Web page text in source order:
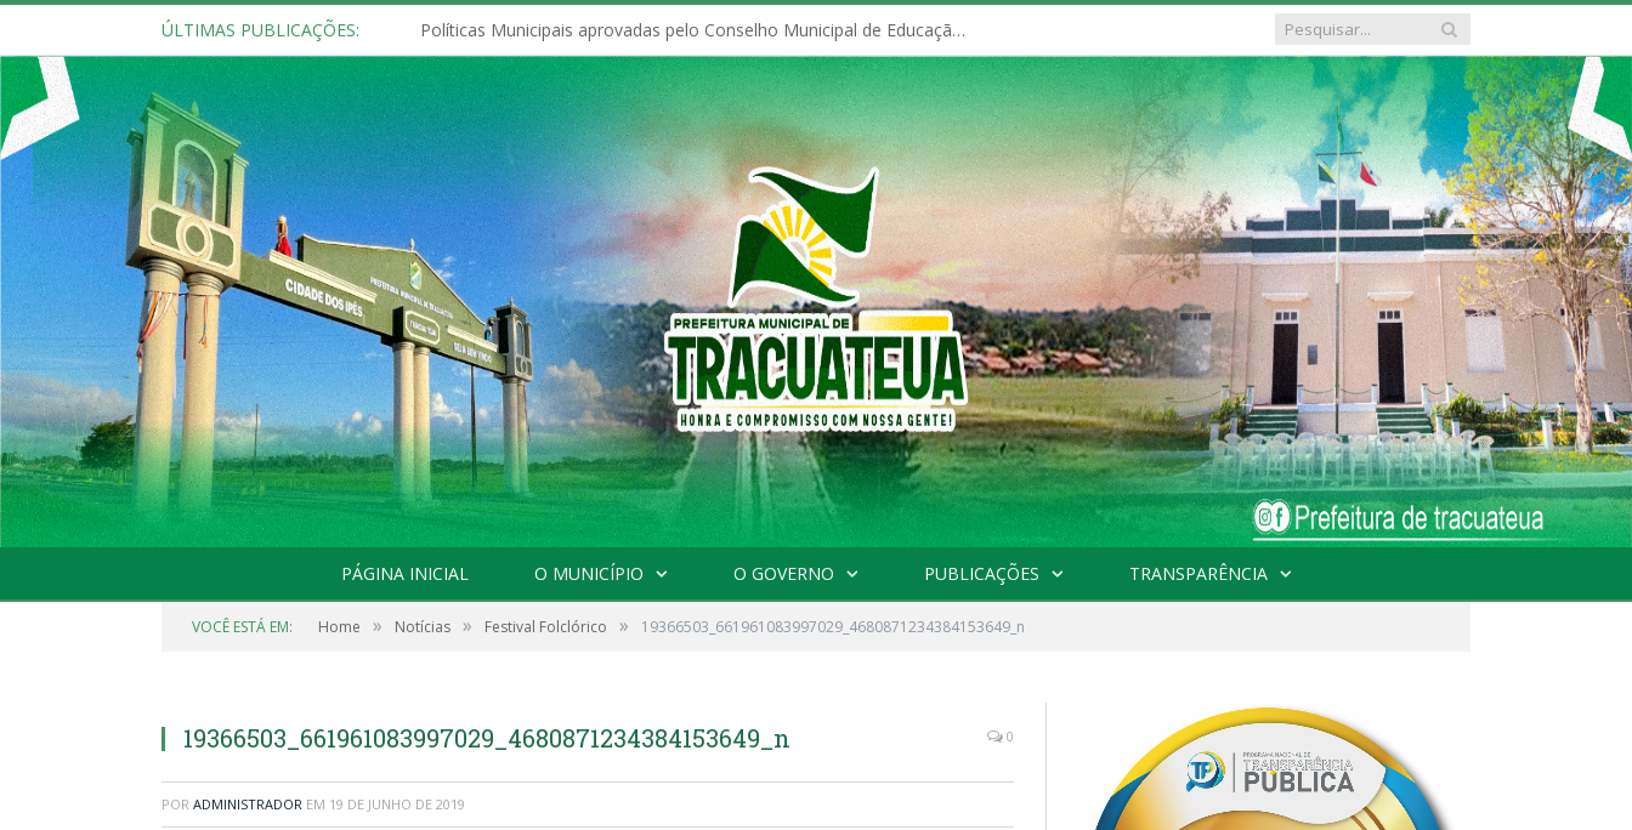
ÚLTIMAS PUBLICAÇÕES: Políticas Municipais aprovadas pelo Conselho Municipal de Educação (CME)
PÁGINA INICIAL O MUNICÍPIO O GOVERNO PUBLICAÇÕES TRANSPARÊNCIA
VOCÊ ESTÁ EM: Home » Notícias » Festival Folclórico » 19366503_661961083997029_4680871234384153649_n
19366503_661961083997029_4680871234384153649_n 0
POR ADMINISTRADOR EM 19 DE JUNHO DE 2019